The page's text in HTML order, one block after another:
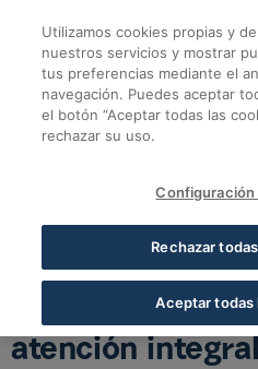
La
Volver a todas las
La Ministra de
reconoce la
farmacéutica
atención
Utilizamos cookies propias y
nuestros servicios y mostrar
tus preferencias mediante el
navegación. Puedes aceptar
el botón “Aceptar todas las
rechazar su uso.
Configuración
Rechazar
Aceptar todas